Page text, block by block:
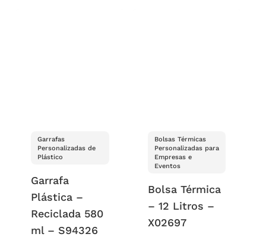
Garrafas
Personalizadas de
Plástico
Garrafa
Plástica –
Reciclada 580
ml – S94326
Bolsas Térmicas
Personalizadas para
Empresas e
Eventos
Bolsa Térmica
– 12 Litros –
X02697